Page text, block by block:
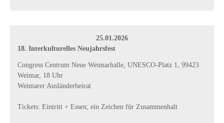
25.01.2026
18. Interkulturelles Neujahrsfest
Congress Centrum Neue Weimarhalle, UNESCO-Platz 1, 99423
Weimar, 18 Uhr
Weimarer Ausländerbeirat
Tickets: Eintritt + Essen; ein Zeichen für Zusammenhalt